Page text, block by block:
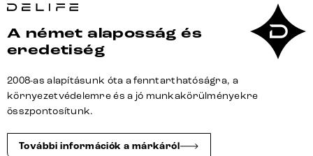
természetes
kereszt
téglalap
fekete
A német alaposság és
eredetiség
2008-as alapításunk óta a fenntarthatóságra, a
környezetvédelemre és a jó munkakörülményekre
összpontosítunk.
További információk a márkáról